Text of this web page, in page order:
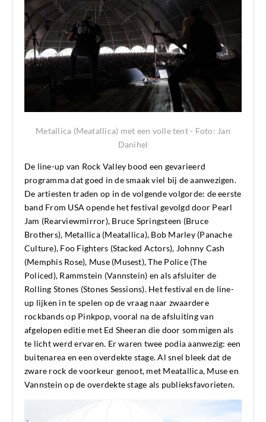
Metallica (Meatallica) met een volle tent - Foto: Jan
Danihel
De line-up van Rock Valley bood een gevarieerd
programma dat goed in de smaak viel bij de aanwezigen.
De artiesten traden op in de volgende volgorde: de eerste
band From USA opende het festival gevolgd door Pearl
Jam (Rearviewmirror), Bruce Springsteen (Bruce
Brothers), Metallica (Meatallica), Bob Marley (Panache
Culture), Foo Fighters (Stacked Actors), Johnny Cash
(Memphis Rose), Muse (Musest), The Police (The
Policed), Rammstein (Vannstein) en als afsluiter de
Rolling Stones (Stones Sessions). Het festival en de line-
up lijken in te spelen op de vraag naar zwaardere
rockbands op Pinkpop, vooral na de afsluiting van
afgelopen editie met Ed Sheeran die door sommigen als
te licht werd ervaren. Er waren twee podia aanwezig: een
buitenarea en een overdekte stage. Al snel bleek dat de
zware rock de voorkeur genoot, met Meatallica, Muse en
Vannstein op de overdekte stage als publieksfavorieten.